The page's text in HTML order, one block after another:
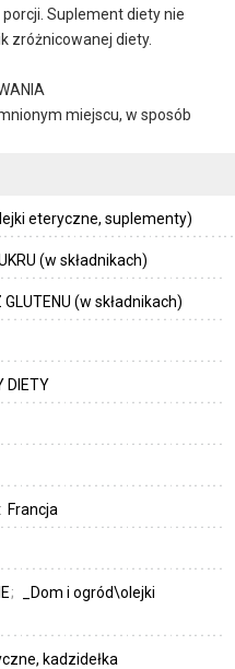
Suplement diety nie
zróżnicowanej diety.
miejscu, w sposób
eteryczne, suplementy)
(w składnikach)
GLUTENU (w składnikach)
DIETY
Francja
_Dom i ogród\olejki
kadzidełka